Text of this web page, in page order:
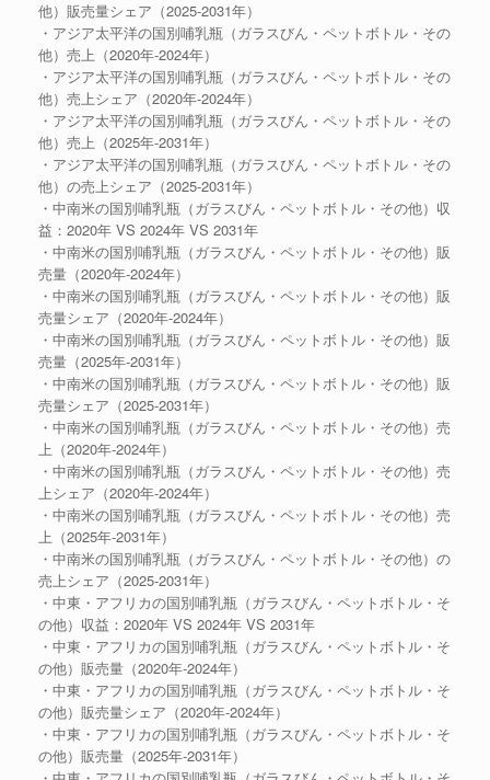
他）販売量シェア（2025-2031年）
・アジア太平洋の国別哺乳瓶（ガラスびん・ペットボトル・その
他）売上（2020年-2024年）
・アジア太平洋の国別哺乳瓶（ガラスびん・ペットボトル・その
他）売上シェア（2020年-2024年）
・アジア太平洋の国別哺乳瓶（ガラスびん・ペットボトル・その
他）売上（2025年-2031年）
・アジア太平洋の国別哺乳瓶（ガラスびん・ペットボトル・その
他）の売上シェア（2025-2031年）
・中南米の国別哺乳瓶（ガラスびん・ペットボトル・その他）収
益：2020年 VS 2024年 VS 2031年
・中南米の国別哺乳瓶（ガラスびん・ペットボトル・その他）販
売量（2020年-2024年）
・中南米の国別哺乳瓶（ガラスびん・ペットボトル・その他）販
売量シェア（2020年-2024年）
・中南米の国別哺乳瓶（ガラスびん・ペットボトル・その他）販
売量（2025年-2031年）
・中南米の国別哺乳瓶（ガラスびん・ペットボトル・その他）販
売量シェア（2025-2031年）
・中南米の国別哺乳瓶（ガラスびん・ペットボトル・その他）売
上（2020年-2024年）
・中南米の国別哺乳瓶（ガラスびん・ペットボトル・その他）売
上シェア（2020年-2024年）
・中南米の国別哺乳瓶（ガラスびん・ペットボトル・その他）売
上（2025年-2031年）
・中南米の国別哺乳瓶（ガラスびん・ペットボトル・その他）の
売上シェア（2025-2031年）
・中東・アフリカの国別哺乳瓶（ガラスびん・ペットボトル・そ
の他）収益：2020年 VS 2024年 VS 2031年
・中東・アフリカの国別哺乳瓶（ガラスびん・ペットボトル・そ
の他）販売量（2020年-2024年）
・中東・アフリカの国別哺乳瓶（ガラスびん・ペットボトル・そ
の他）販売量シェア（2020年-2024年）
・中東・アフリカの国別哺乳瓶（ガラスびん・ペットボトル・そ
の他）販売量（2025年-2031年）